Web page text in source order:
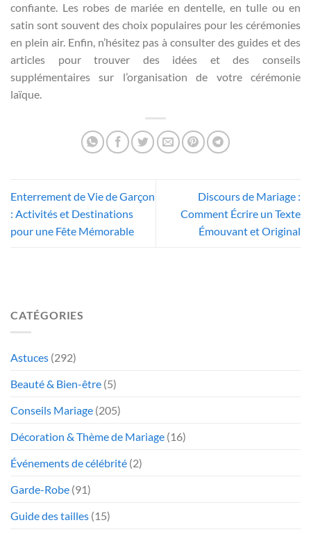
confiante. Les robes de mariée en dentelle, en tulle ou en
satin sont souvent des choix populaires pour les cérémonies
en plein air. Enfin, n’hésitez pas à consulter des guides et des
articles pour trouver des idées et des conseils
supplémentaires sur l’organisation de votre cérémonie
laïque.
Enterrement de Vie de Garçon
: Activités et Destinations
pour une Fête Mémorable
Discours de Mariage :
Comment Écrire un Texte
Émouvant et Original
CATÉGORIES
Astuces (292)
Beauté & Bien-être (5)
Conseils Mariage (205)
Décoration & Thème de Mariage (16)
Événements de célébrité (2)
Garde-Robe (91)
Guide des tailles (15)